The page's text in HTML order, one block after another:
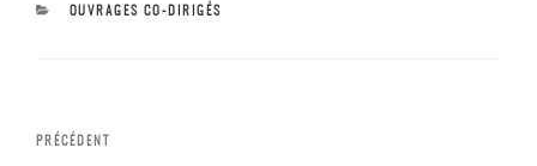
CATÉGORIES
OUVRAGES CO-DIRIGÉS
Navigation
Article
PRÉCÉDENT